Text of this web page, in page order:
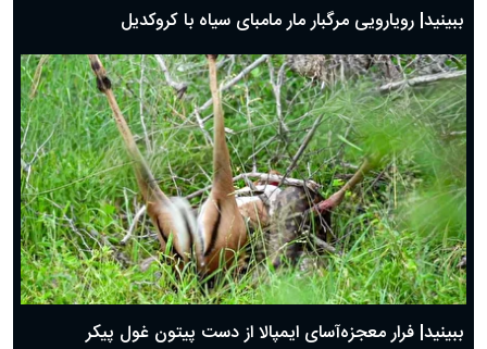
ببینید| رویارویی مرگبار مار مامبای سیاه با کروکدیل
ببینید| فرار معجزه‌آسای ایمپالا از دست پیتون غول پیکر